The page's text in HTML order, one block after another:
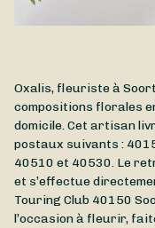
Oxalis, fleuriste à
compositions florales
domicile. Cet artisan
postaux suivants :
40510 et 40530. Le
et s’effectue
Touring Club 40150
l’occasion à fleurir,